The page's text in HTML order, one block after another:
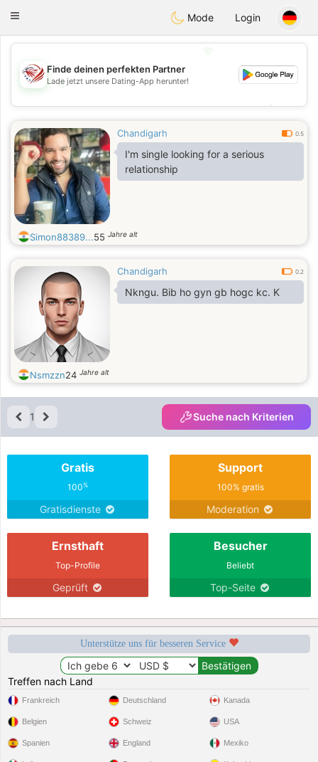
Dating
Toggle
Mode Login
💖
💕
Finde deinen perfekten Partner
Lade jetzt unsere Dating-App herunter!
Chandigarh 0.5
I'm single looking for a serious
relationship
Simon88389...55 Jahre alt
Chandigarh 0.2
Nkngu. Bib ho gyn gb hogc kc. K
Nsmzzn24 Jahre alt
1 Suche nach Kriterien
Gratis
100%
Gratisdienste
Support
100% gratis
Moderation
Ernsthaft
Top-Profile
Geprüft
Besucher
Beliebt
Top-Seite
Unterstütze uns für besseren Service
Treffen nach Land
Frankreich
Belgien
Spanien
Deutschland
Schweiz
England
Kanada
USA
Mexiko